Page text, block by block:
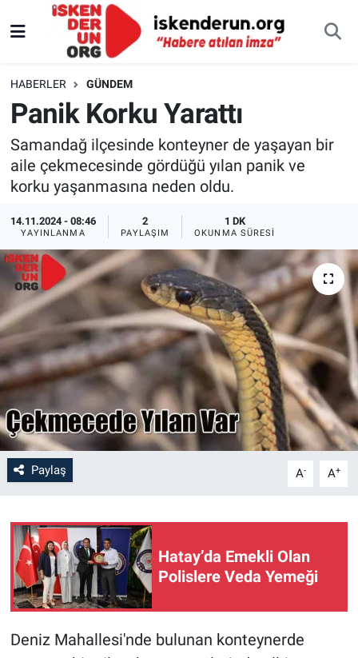
HABERLER GÜNDEM
Panik Korku Yarattı
Samandağ ilçesinde konteyner de yaşayan bir
aile çekmecesinde gördüğü yılan panik ve
korku yaşanmasına neden oldu.
14.11.2024 - 08:46
YAYINLANMA
2
PAYLAŞIM
1 DK
OKUNMA SÜRESI
Paylaş A- A+
Hatay’da Emekli Olan
Polislere Veda Yemeği
Deniz Mahallesi'nde bulunan konteynerde